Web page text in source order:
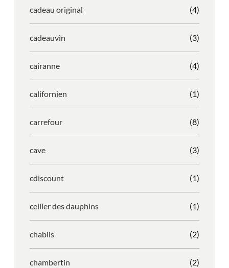
cadeau original (4)
cadeauvin (3)
cairanne (4)
californien (1)
carrefour (8)
cave (3)
cdiscount (1)
cellier des dauphins (1)
chablis (2)
chambertin (2)